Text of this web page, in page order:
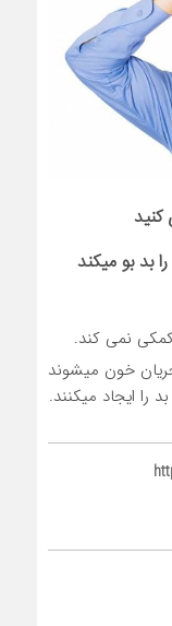
بد بو میکند
نمی کند.
خون میشوند
را ایجاد میکنند.